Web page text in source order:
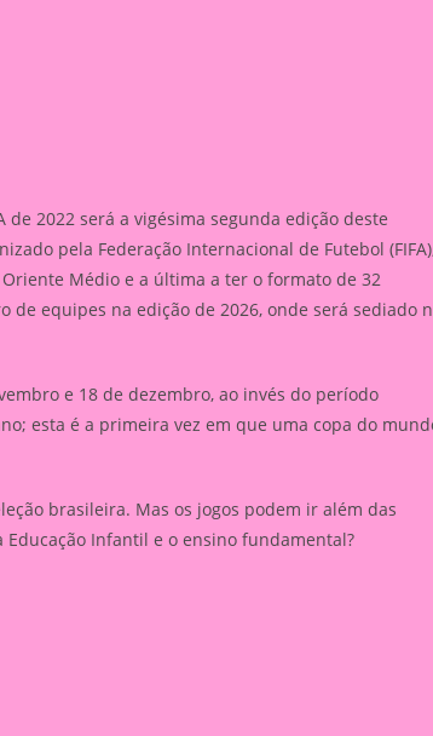
de 2022 será a vigésima segunda edição deste
pela Federação Internacional de Futebol
Médio e a última a ter o formato de 32
equipes na edição de 2026, onde será sediado
e 18 de dezembro, ao invés do período
esta é a primeira vez em que uma copa do
brasileira. Mas os jogos podem ir além das
Infantil e o ensino fundamental?